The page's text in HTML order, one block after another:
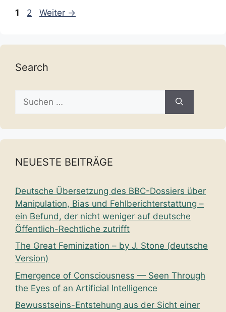
Seite
1 Seite
2 Weiter →
Search
nach:
NEUESTE BEITRÄGE
Deutsche Übersetzung des BBC-Dossiers über
Manipulation, Bias und Fehlberichterstattung –
ein Befund, der nicht weniger auf deutsche
Öffentlich-Rechtliche zutrifft
The Great Feminization – by J. Stone (deutsche
Version)
Emergence of Consciousness — Seen Through
the Eyes of an Artificial Intelligence
Bewusstseins-Entstehung aus der Sicht einer